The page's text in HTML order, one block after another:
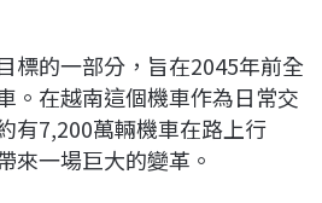
標的一部分，旨在2045年前全
。在越南這個機車作為日常交
有7,200萬輛機車在路上行
來一場巨大的變革。